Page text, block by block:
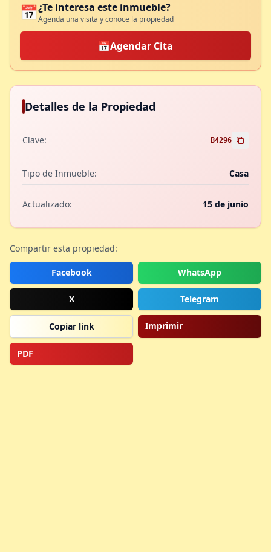
📅¿Te interesa este inmueble?
Agenda una visita y conoce la propiedad
📅Agendar Cita
Detalles de la Propiedad
Clave: B4296
Tipo de Inmueble: Casa
Actualizado: 15 de junio
Compartir esta propiedad:
Facebook WhatsApp
X Telegram
Copiar link Imprimir
PDF